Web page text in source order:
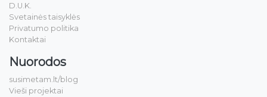
D.U.K.
Svetainės taisyklės
Privatumo politika
Kontaktai
Nuorodos
susimetam.lt/blog
Vieši projektai